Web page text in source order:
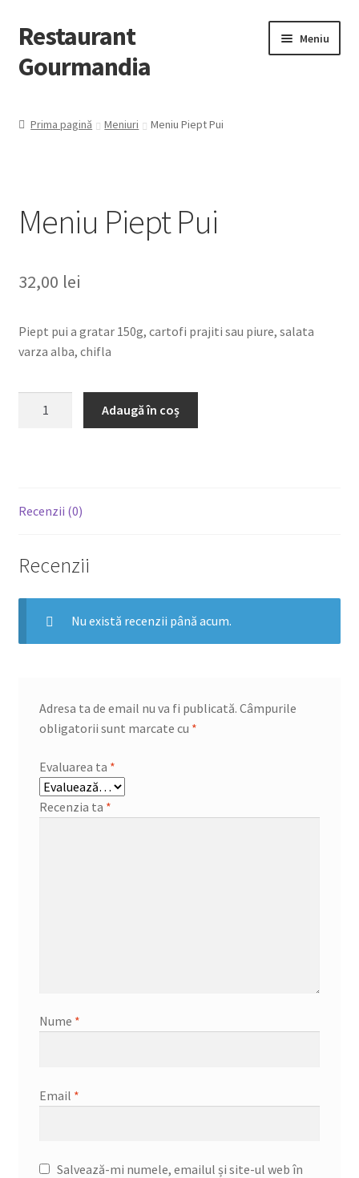
Restaurant
Gourmandia
Meniu
Preparate
Prima pagină Meniuri Meniu Piept Pui
Meniu Piept Pui
32,00 lei
Piept pui a gratar 150g, cartofi prajiti sau piure, salata
varza alba, chifla
Adaugă în coș
Recenzii (0)
Recenzii
Nu există recenzii până acum.
Adresa ta de email nu va fi publicată. Câmpurile
obligatorii sunt marcate cu *
Evaluarea ta *
Recenzia ta *
Nume *
Email *
Salvează-mi numele, emailul și site-ul web în